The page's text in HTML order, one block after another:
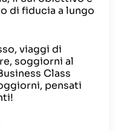
di fiducia a lungo
viaggi di
soggiorni al
Class
pensati